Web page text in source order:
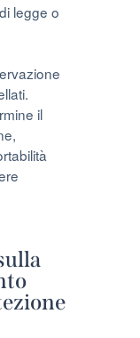
legge o
il